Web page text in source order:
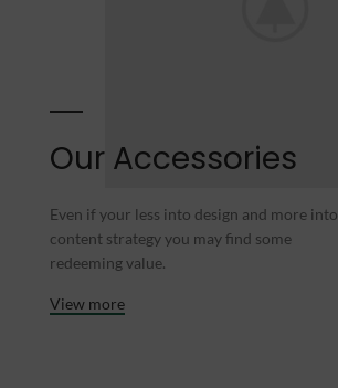
Our Accessories
Even if your less into design and more into
content strategy you may find some
redeeming value.
View more